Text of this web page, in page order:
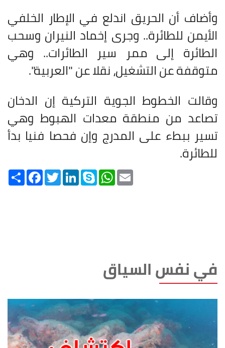
وأضاف أن الحريق اندلع في الإطار الخلفي
الأيمن للطائرة.. وجرى إخماد النيران وسحب
الطائرة إلى ممر سير الطائرات.. وهي
متوقفة عن التشغيل، نقلا عن "العربية".
وقالت الخطوط الجوية التركية إن الدخان
تصاعد من منطقة معدات الهبوط وهي
تسير ببطء على المدرج وإن فحصا فنيا بدأ
للطائرة.
Share FacebookTwitterLinkedInSkype WhatsApp
في نفس السياق